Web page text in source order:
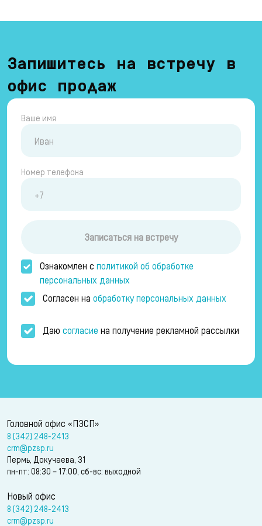
Запишитесь на встречу в
офис продаж
Ваше имя
Номер телефона
Записаться на встречу
Ознакомлен сполитикой об обработке
персональных данных
Согласен на обработку персональных данных
Даю согласие на получение рекламной рассылки
Головной офис «ПЗСП»
8 (342) 248-2413
crm@pzsp.ru
Пермь, Докучаева, 31
пн-пт: 08:30 – 17:00, сб-вс: выходной
Новый офис
8 (342) 248-2413
crm@pzsp.ru